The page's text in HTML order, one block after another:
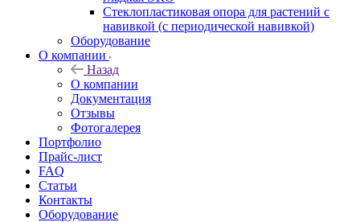
Стеклопластиковая опора для растений с
навивкой (с периодической навивкой)
Оборудование
О компании
Назад
О компании
Документация
Отзывы
Фотогалерея
Портфолио
Прайс-лист
FAQ
Статьи
Контакты
Оборудование